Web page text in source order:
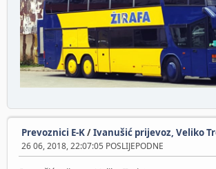
Prevoznici E-K/Ivanušić prijevoz, Veliko
26 06, 2018, 22:07:05 POSLIJEPODNE